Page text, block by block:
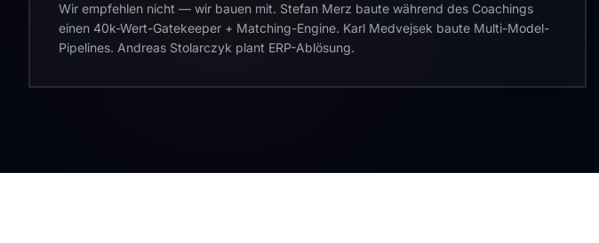
Wir empfehlen nicht — wir bauen mit. Stefan Merz baute während des Coachings
einen 40k-Wert-Gatekeeper + Matching-Engine. Karl Medvejsek baute Multi-Model-
Pipelines. Andreas Stolarczyk plant ERP-Ablösung.